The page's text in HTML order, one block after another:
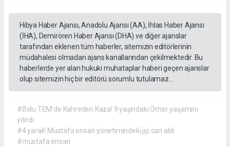
Hibya Haber Ajansı, Anadolu Ajansı (AA), İhlas Haber Ajansı
(İHA), Demirören Haber Ajansı (DHA) ve diğer ajanslar
tarafından eklenen tüm haberler, sitemizin editörlerinin
müdahalesi olmadan ajans kanallarından çekilmektedir. Bu
haberlerde yer alan hukuki muhataplar haberi geçen ajanslar
olup sitemizin hiç bir editörü sorumlu tutulamaz...
#Bolu TEM’de Kahreden Kaza! 9 yaşındaki Ömer yaşamını
yitirdi
#4 yaralı! Mustafa ensari yönetimindeki jip can aldı
#mustafa ensari